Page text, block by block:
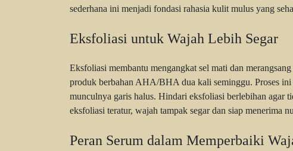
sederhana ini menjadi fondasi rahasia kulit mulus yang
Eksfoliasi untuk Wajah Lebih Segar
Eksfoliasi membantu mengangkat sel mati dan
produk berbahan AHA/BHA dua kali seminggu. Proses
munculnya garis halus. Hindari eksfoliasi berlebihan agar
eksfoliasi teratur, wajah tampak segar dan siap menerima
Peran Serum dalam Memperbaiki